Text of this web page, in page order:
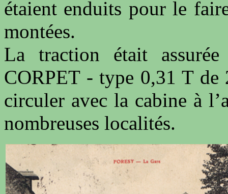
étaient enduits pour le
montées.
La traction était
CORPET - type 0,31 T de
circuler avec la cabine à
nombreuses localités.